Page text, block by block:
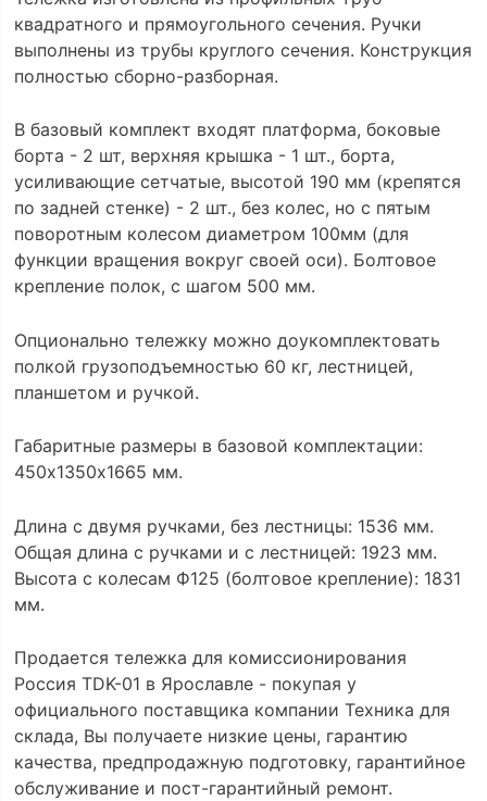
квадратного и прямоугольного сечения. Ручки
выполнены из трубы круглого сечения. Конструкция
полностью сборно-разборная.
В базовый комплект входят платформа, боковые
борта - 2 шт, верхняя крышка - 1 шт., борта,
усиливающие сетчатые, высотой 190 мм (крепятся
по задней стенке) - 2 шт., без колес, но с пятым
поворотным колесом диаметром 100мм (для
функции вращения вокруг своей оси). Болтовое
крепление полок, с шагом 500 мм.
Опционально тележку можно доукомплектовать
полкой грузоподъемностью 60 кг, лестницей,
планшетом и ручкой.
Габаритные размеры в базовой комплектации:
450х1350х1665 мм.
Длина с двумя ручками, без лестницы: 1536 мм.
Общая длина с ручками и с лестницей: 1923 мм.
Высота с колесам Ф125 (болтовое крепление): 1831
мм.
Продается тележка для комиссионирования
Россия TDK-01 в Ярославле - покупая у
официального поставщика компании Техника для
склада, Вы получаете низкие цены, гарантию
качества, предпродажную подготовку, гарантийное
обслуживание и пост-гарантийный ремонт.